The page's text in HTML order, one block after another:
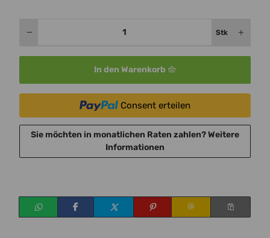
Stk
In den Warenkorb
Consent erteilen
Sie möchten in monatlichen Raten zahlen?Weitere
Informationen